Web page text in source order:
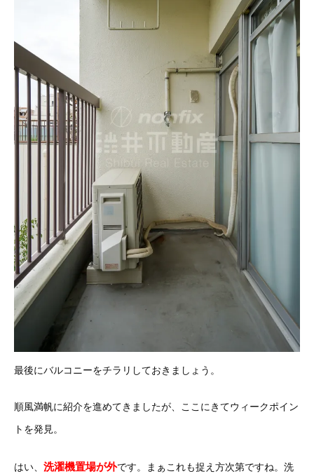
最後にバルコニーをチラリしておきましょう。
順風満帆に紹介を進めてきましたが、ここにきてウィークポイン
トを発見。
はい、 洗濯機置場が外です。まぁこれも捉え方次第ですね。洗